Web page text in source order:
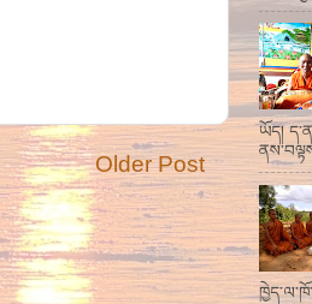
Older Post
ཡོད།